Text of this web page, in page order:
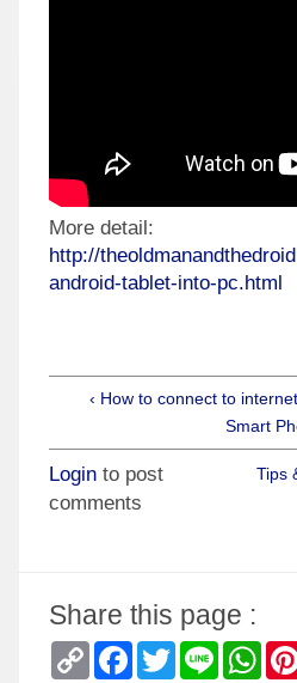
More detail:
http://
android-tablet-into-pc.html
‹ How to connect to
Smart
Tips
Login to post
comments
Share this page :
Copy
Link
Facebook
TwitterLine